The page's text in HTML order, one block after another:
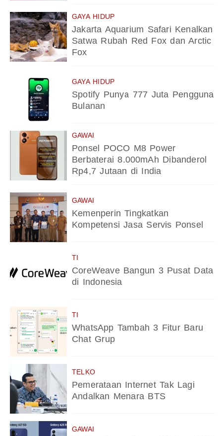
GAYA HIDUP
Jakarta Aquarium Safari Kenalkan
Satwa Rubah Red Fox dan Arctic
Fox
GAYA HIDUP
Spotify Punya 777 Juta Pengguna
Bulanan
GAWAI
Ponsel POCO M8 Power
Berbaterai 8.000mAh Dibanderol
Rp4,7 Jutaan di India
GAWAI
Kemenperin Tingkatkan
Kompetensi Jasa Servis Ponsel
TI
CoreWeave Bangun 3 Pusat Data
di Indonesia
TI
WhatsApp Tambah 3 Fitur Baru
Chat Grup
TELKO
Pemerataan Internet Tak Lagi
Andalkan Menara BTS
GAWAI